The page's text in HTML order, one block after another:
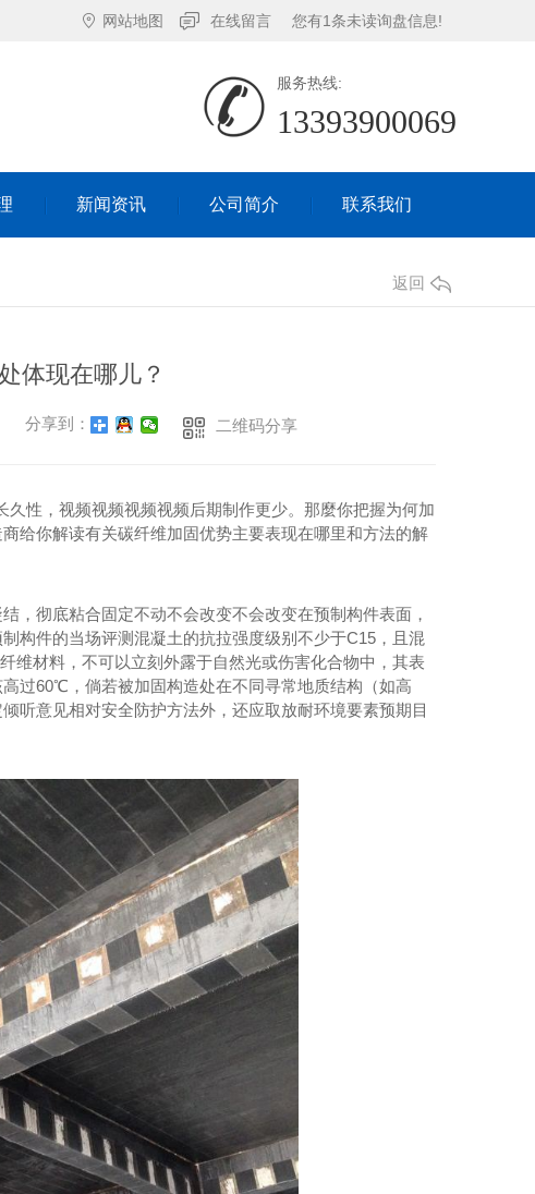
网站地图 在线留言 您有1条未读询盘信息!
服务热线:
13393900069
新闻资讯
公司简介
公司简介
联系我们
联系我们
返回
豫光华内墙净味腻子
体现在哪儿？
分享到： 二维码分享
性，视频视频视频视频后期制作更少。那麼你把握为何加
给你解读有关碳纤维加固优势主要表现在哪里和方法的解
，彻底粘合固定不动不会改变不会改变在预制构件表面，
构件的当场评测混凝土的抗拉强度级别不少于C15，且混
维材料，不可以立刻外露于自然光或伤害化合物中，其表
过60℃，倘若被加固构造处在不同寻常地质结构（如高
听意见相对安全防护方法外，还应取放耐环境要素预期目